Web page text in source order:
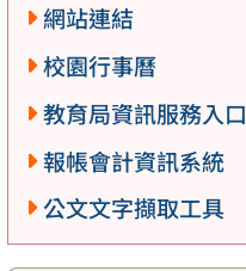
網站連結
校園行事曆
教育局資訊服務入口
報帳會計資訊系統
公文文字擷取工具